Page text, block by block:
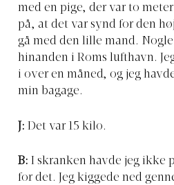
med en pige, der var to
på, at det var synd for den
gå med den lille mand.
hinanden i Roms lufthavn.
i over en måned, og jeg
min bagage.
J: Det var 15 kilo.
B: I skranken havde jeg ikke
for det. Jeg kiggede ned